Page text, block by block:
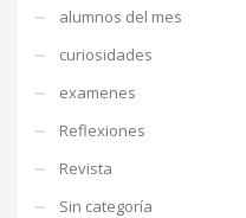
alumnos del mes
curiosidades
examenes
Reflexiones
Revista
Sin categoría